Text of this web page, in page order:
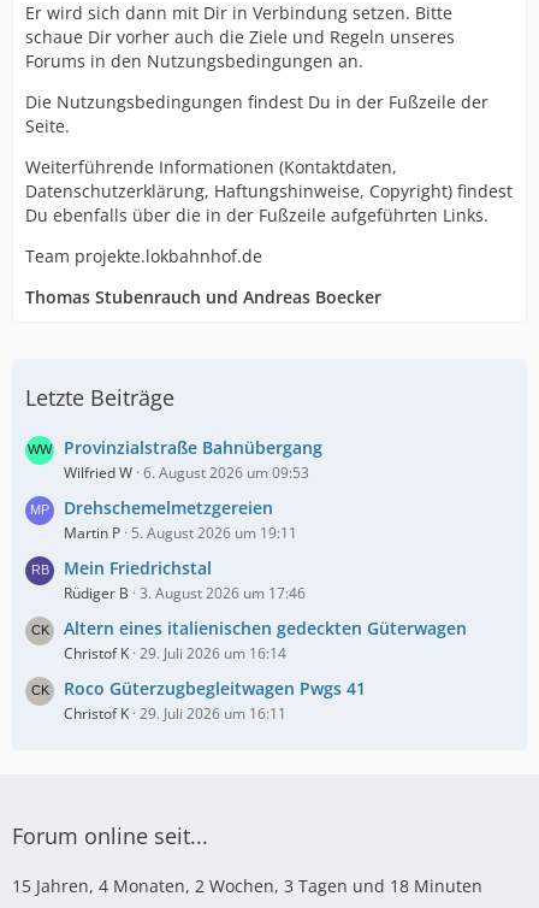
Er wird sich dann mit Dir in Verbindung setzen. Bitte
schaue Dir vorher auch die Ziele und Regeln unseres
Forums in den Nutzungsbedingungen an.
Die Nutzungsbedingungen findest Du in der Fußzeile der
Seite.
Weiterführende Informationen (Kontaktdaten,
Datenschutzerklärung, Haftungshinweise, Copyright) findest
Du ebenfalls über die in der Fußzeile aufgeführten Links.
Team projekte.lokbahnhof.de
Thomas Stubenrauch und Andreas Boecker
Letzte Beiträge
Provinzialstraße Bahnübergang
Wilfried W 6. August 2026 um 09:53
Drehschemelmetzgereien
Martin P 5. August 2026 um 19:11
Mein Friedrichstal
Rüdiger B 3. August 2026 um 17:46
Altern eines italienischen gedeckten Güterwagen
Christof K 29. Juli 2026 um 16:14
Roco Güterzugbegleitwagen Pwgs 41
Christof K 29. Juli 2026 um 16:11
Forum online seit...
15 Jahren, 4 Monaten, 2 Wochen, 3 Tagen und 18 Minuten